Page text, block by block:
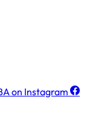
on Instagram